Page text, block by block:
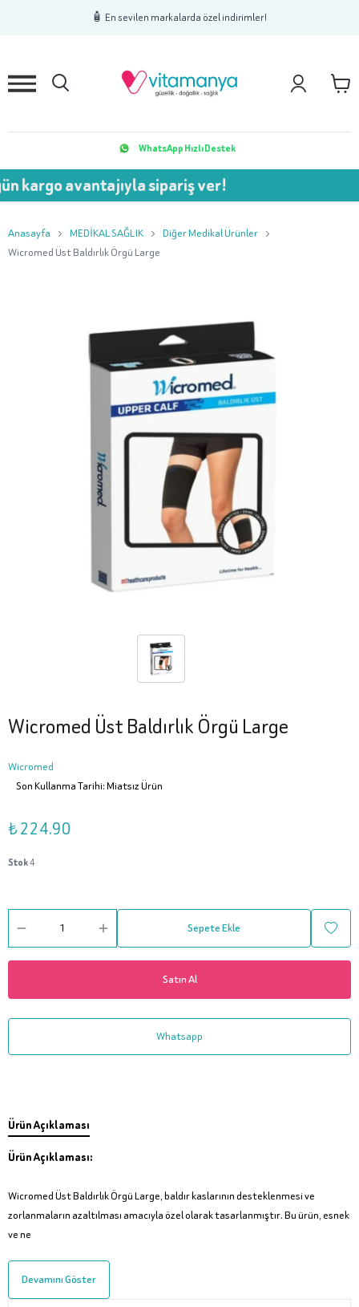
🧴 En sevilen markalarda özel indirimler!
2 3
WhatsApp Hızlı Destek
avantajıyla sipariş ver!
Anasayfa MEDİKAL SAĞLIK
Diğer Medikal Ürünler
Wicromed Üst Baldırlık Örgü Large
Wicromed Üst Baldırlık Örgü Large
Wicromed
Son Kullanma Tarihi: Miatsız Ürün
₺ 224.90
Stok4
Sepete Ekle
Satın Al
Whatsapp
Ürün Açıklaması
Ürün Açıklaması:
Wicromed Üst Baldırlık Örgü Large, baldır kaslarının desteklenmesi ve
zorlanmaların azaltılması amacıyla özel olarak tasarlanmıştır. Bu ürün, esnek
ve ne
Devamını Göster